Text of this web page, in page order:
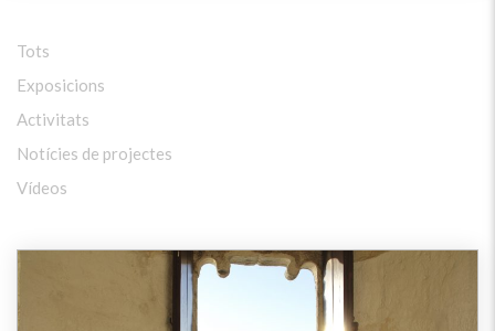
Tots
Exposicions
Activitats
Notícies de projectes
Vídeos